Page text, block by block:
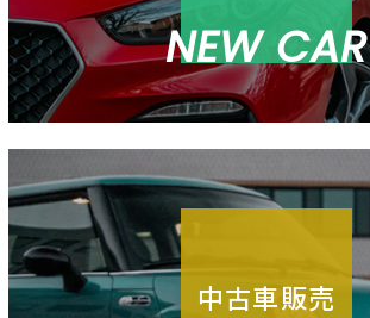
NEW CAR
中古車販売